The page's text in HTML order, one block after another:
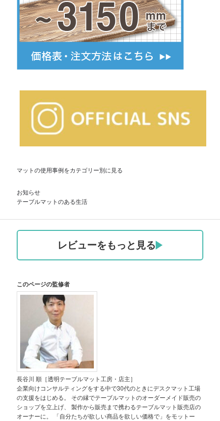
マットの使用事例をカテゴリー別に見る
お知らせ
テーブルマットのある生活
レビューをもっと見る
このページの監修者
長谷川 順［透明テーブルマット工房・店主］
企業向けコンサルティングをする中で30代のときにデスクマット工場
の支援をはじめる。 その縁でテーブルマットのオーダーメイド販売の
ショップを立上げ、 製作から販売まで携わるテーブルマット販売店の
オーナーに。 「自分たちが欲しい商品を欲しい価格で」をモットー